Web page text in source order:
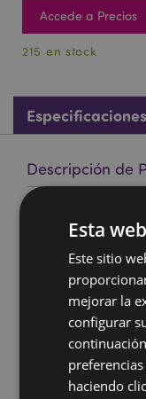
Accede a Precios
215 en stock
Descripción de
Material:
Apto para la
Apto para
Apto para
Volumennnn:
Información
con licencia
Esta
Este sitio
mejorar la
configurar
haciendo